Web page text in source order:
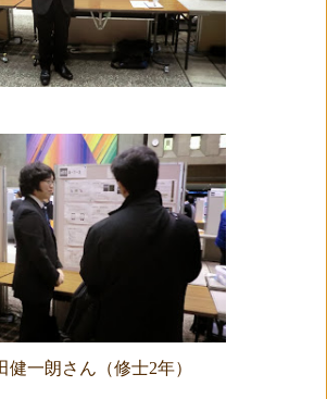
健一朗さん（修士2年）